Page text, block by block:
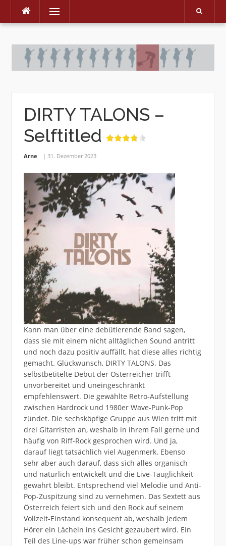
Skip
Menu
DIRTY TALONS –
Selftitled
Arne 31. Dezember 2023
Kann man über eine debütierende Band sagen,
dass sie mit einem nicht alltäglichen Sound antritt
und noch dazu positiv auffällt, hat diese alles richtig
gemacht. Glückwunsch, DIRTY TALONS. Das
selbstbetitelte Debüt der Österreicher trifft
unvorbereitet und uneingeschränkt
empfehlenswert. Die gewählte Retro-Aufstellung
zwischen Hardrock und 1980er Wave-Punk-Pop
zündet. Die sechsköpfige Gruppe aus Wien tritt mit
drei Gitarristen an, weshalb in ihrem Fall gerne und
häufig von Riff-Rock gesprochen wird. Und ja,
darauf liegt tatsächlich viel Augenmerk. Ebenso
sehr aber auch darauf, dass sich alles organisch
und natürlich entwickelt und die Live-Tauglichkeit
gewahrt bleibt. Entsprechend viel Melodie und Anti-
Pop-Zuspitzung sind zu vernehmen. Das Sextett aus
Österreich feiert sich und den Rock auf seinem
Vollzeit-Einstand konsequent ab, weshalb jedem
Hörer ein Lächeln ins Gesicht gezaubert wird. Ein
Teil des Line-ups war früher schon gemeinsam